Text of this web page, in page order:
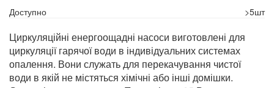
Доступно
>5шт
Циркуляційні енергоощадні насоси виготовлені для
циркуляції гарячої води в індивідуальних системах
опалення. Вони служать для перекачування чистої
води в якій не містяться хімічні або інші домішки.